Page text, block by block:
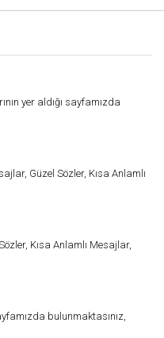
yer aldığı sayfamızda
Güzel Sözler, Kısa Anlamlı
Kısa Anlamlı Mesajlar,
bulunmaktasınız,